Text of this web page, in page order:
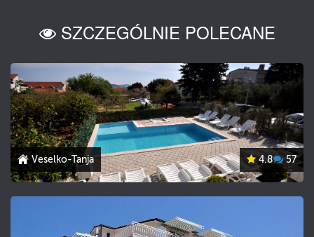
SZCZEGÓLNIE POLECANE
Veselko-Tanja 4.8 57